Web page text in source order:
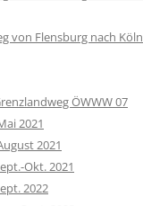
von Flensburg nach
ÖWWW 07
2021
2021
Okt. 2021
2022